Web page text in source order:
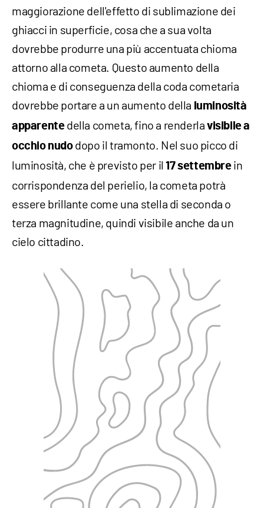
maggiorazione dell'effetto di sublimazione dei
ghiacci in superficie, cosa che a sua volta
dovrebbe produrre una più accentuata chioma
attorno alla cometa. Questo aumento della
chioma e di conseguenza della coda cometaria
dovrebbe portare a un aumento della luminosità
apparentedella cometa, fino a renderlavisibile a
occhio nudo dopo il tramonto. Nel suo picco di
luminosità, che è previsto per il17 settembrein
corrispondenza del perielio, la cometa potrà
essere brillante come una stella di seconda o
terza magnitudine, quindi visibile anche da un
cielo cittadino.